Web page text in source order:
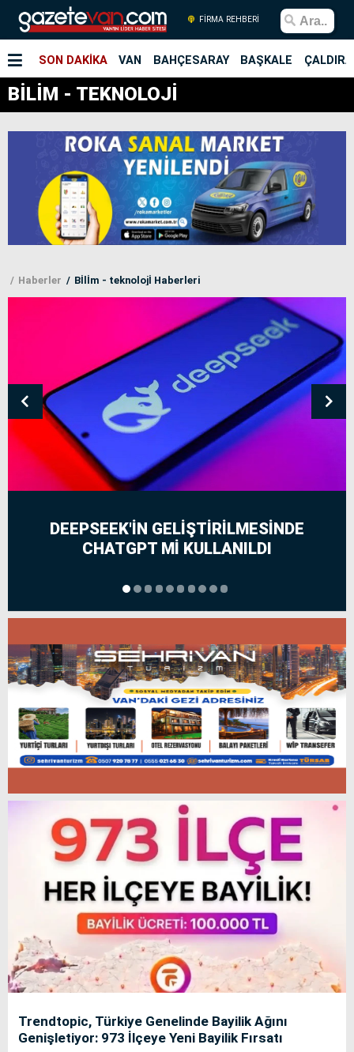
FİRMA REHBERİ
SON DAKİKA VAN BAHÇESARAY BAŞKALE
BİLİM - TEKNOLOJİ
Haberler Bİlİm - teknolojİ Haberleri
DEEPSEEK'IN GELIŞTIRILMESINDE
CHATGPT MI KULLANILDI
Trendtopic, Türkiye Genelinde Bayilik Ağını
Genişletiyor: 973 İlçeye Yeni Bayilik Fırsatı